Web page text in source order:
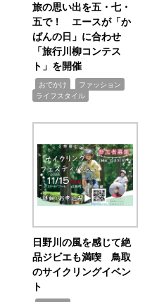
旅の思い出を五・七・
五で！ エースが「か
ばんの日」に合わせ
「旅行川柳コンテス
ト」を開催
おでかけ ファッション
ライフスタイル
日野川の風を感じて絶
品ジビエも満喫 鳥取
のサイクリングイベン
ト